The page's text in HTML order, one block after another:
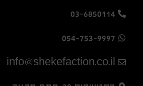
03-6850114
054-753-9997
info@shekefaction.co.il